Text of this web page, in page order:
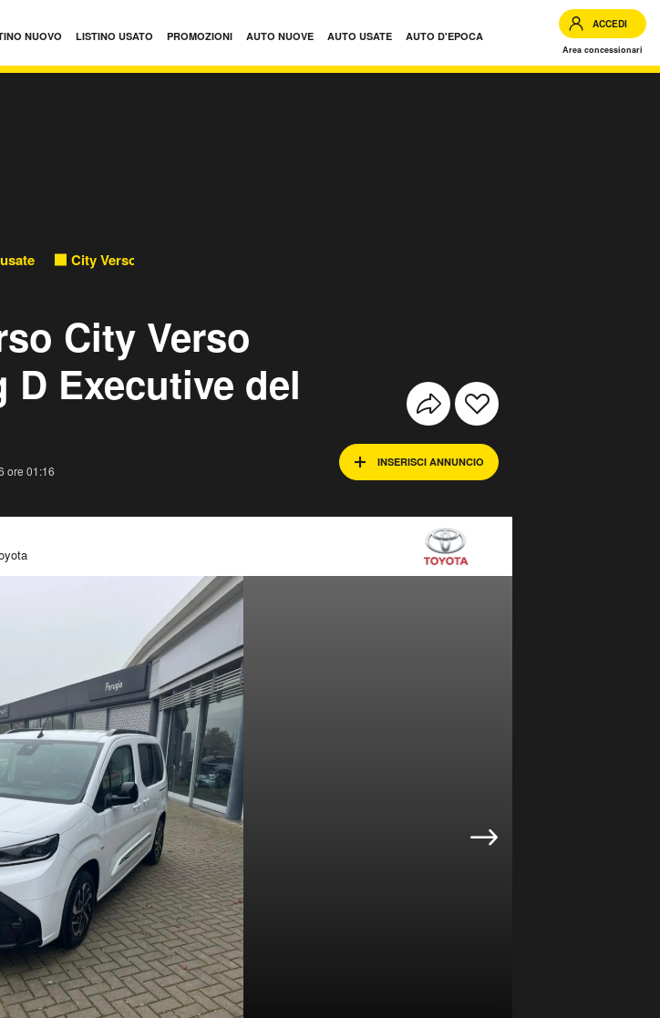
NUOVO LISTINO USATO PROMOZIONI AUTO NUOVE AUTO USATE AUTO D'EPOCA
ACCEDI
Area concessionari
City Verso 1.5D 130 CV S&S Long D Executive usate
City Verso
D Executive del
ore 01:16
INSERISCI ANNUNCIO